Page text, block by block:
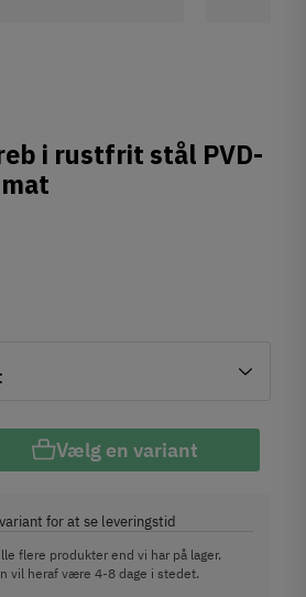
i rustfrit stål PVD-
Vælg en variant
for at se leveringstid
flere produkter end vi har på lager.
vil heraf være 4-8 dage i stedet.